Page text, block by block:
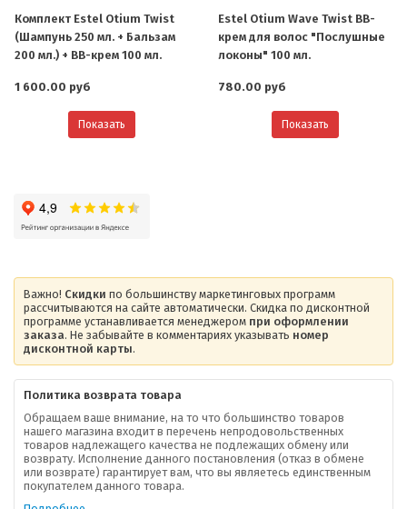
Комплект Estel Otium Twist
(Шампунь 250 мл. + Бальзам
200 мл.) + BB-крем 100 мл.
1 600.00 руб
Показать
Estel Otium Wave Twist BB-
крем для волос "Послушные
локоны" 100 мл.
780.00 руб
Показать
Важно! Скидки по большинству маркетинговых программ
рассчитываются на сайте автоматически. Скидка по дисконтной
программе устанавливается менеджером при оформлении
заказа. Не забывайте в комментариях указывать номер
дисконтной карты.
Политика возврата товара
Обращаем ваше внимание, на то что большинство товаров
нашего магазина входит в перечень непродовольственных
товаров надлежащего качества не подлежащих обмену или
возврату. Исполнение данного постановления (отказ в обмене
или возврате) гарантирует вам, что вы являетесь единственным
покупателем данного товара.
О компании
Ваша скидка